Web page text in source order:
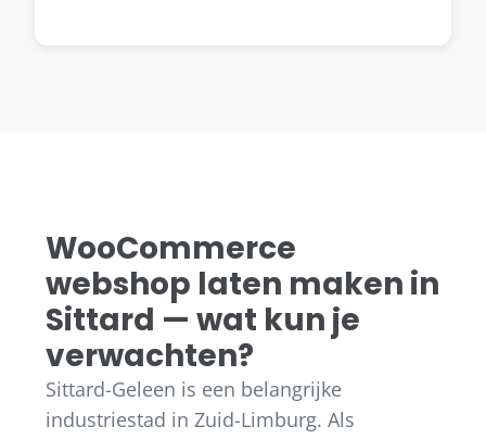
WooCommerce
webshop laten maken in
Sittard — wat kun je
verwachten?
Sittard-Geleen is een belangrijke
industriestad in Zuid-Limburg. Als